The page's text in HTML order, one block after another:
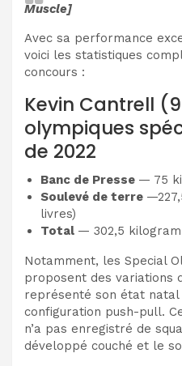
Muscle]
Avec sa performance
voici les statistiques
concours :
Kevin Cantrell
olympiques
de 2022
Banc de Presse — 75
Soulevé de terre
livres)
Total — 302,5
Notamment, les Special
proposent des variations
représenté son état natal
configuration push-pull.
n’a pas enregistré de
développé couché et le